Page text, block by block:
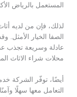
المستعمل بالرياض
لذلك، فإن من لديه
الصفا الخيار
عادلة وسريعة تجذب
محلات شراء الاثاث
أيضًا، توفّر الشركة
التعامل معها سهلًا